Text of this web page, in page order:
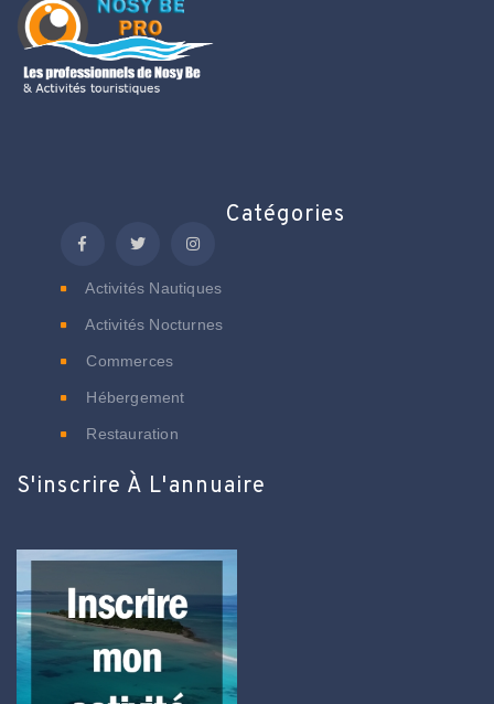
Catégories
Activités Nautiques
Activités Nocturnes
Commerces
Hébergement
Restauration
S'inscrire À L'annuaire